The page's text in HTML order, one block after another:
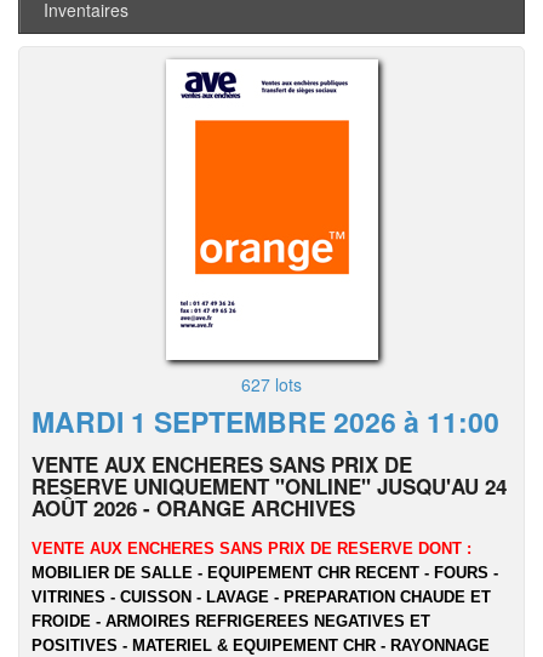
Inventaires
627 lots
MARDI 1 SEPTEMBRE 2026 à 11:00
VENTE AUX ENCHERES SANS PRIX DE
RESERVE UNIQUEMENT "ONLINE" JUSQU'AU 24
AOÛT 2026 - ORANGE ARCHIVES
VENTE AUX ENCHERES SANS PRIX DE RESERVE DONT :
MOBILIER DE SALLE - EQUIPEMENT CHR RECENT - FOURS -
VITRINES - CUISSON - LAVAGE - PREPARATION CHAUDE ET
FROIDE - ARMOIRES REFRIGEREES NEGATIVES ET
POSITIVES - MATERIEL & EQUIPEMENT CHR - RAYONNAGE